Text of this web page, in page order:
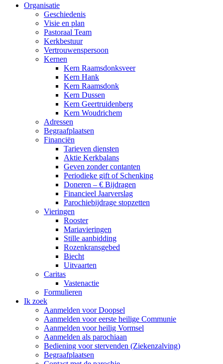
Organisatie
Geschiedenis
Visie en plan
Pastoraal Team
Kerkbestuur
Vertrouwenspersoon
Kernen
Kern Raamsdonksveer
Kern Hank
Kern Raamsdonk
Kern Dussen
Kern Geertruidenberg
Kern Woudrichem
Adressen
Begraafplaatsen
Financiën
Tarieven diensten
Aktie Kerkbalans
Geven zonder contanten
Periodieke gift of Schenking
Doneren – € Bijdragen
Financieel Jaarverslag
Parochiebijdrage stopzetten
Vieringen
Rooster
Mariavieringen
Stille aanbidding
Rozenkransgebed
Biecht
Uitvaarten
Caritas
Vastenactie
Formulieren
Ik zoek
Aanmelden voor Doopsel
Aanmelden voor eerste heilige Communie
Aanmelden voor heilig Vormsel
Aanmelden als parochiaan
Bediening voor stervenden (Ziekenzalving)
Begraafplaatsen